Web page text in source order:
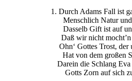
1. Durch Adams Fall ist
Menschlich Natur
Dasselb Gift ist auf
Daß wir nicht mocht’n
Ohn‘ Gottes Trost, der
Hat von dem großen
Darein die Schlang
Gotts Zorn auf sich